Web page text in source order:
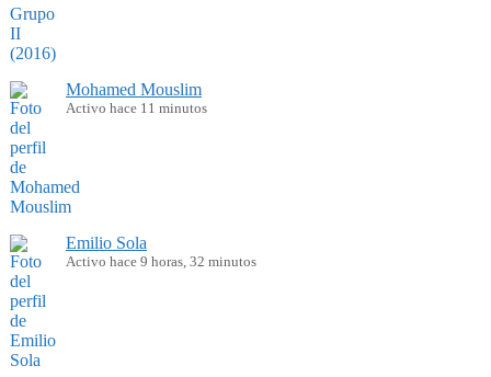
Mohamed Mouslim
Activo hace 11 minutos
Emilio Sola
Activo hace 9 horas, 32 minutos